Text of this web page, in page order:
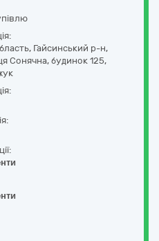
, Гайсинський р-н,
Сонячна, будинок 125,